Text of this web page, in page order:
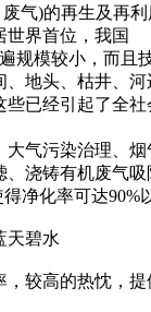
气)的再生及再
世界首位，我国
规模较小，而
地头、枯井、
已经引起了全
气污染治理、
浇铸有机废气
净化率可达
天碧水
较高的热忱，提